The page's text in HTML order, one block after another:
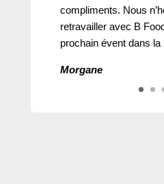
compliments. Nous
retravailler avec B
prochain évent dans la
Morgane